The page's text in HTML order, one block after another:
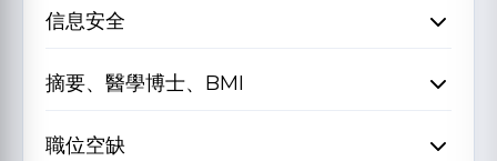
信息安全
摘要、醫學博士、BMI
職位空缺